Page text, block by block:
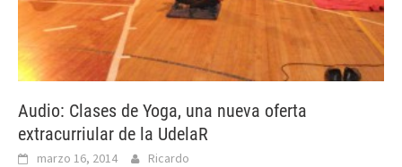
Audio: Clases de Yoga, una nueva oferta
extracurriular de la UdelaR
marzo 16, 2014 Ricardo